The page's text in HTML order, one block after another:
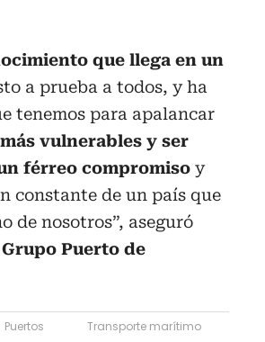
que llega en un
a prueba a todos, y ha
tenemos para apalancar
vulnerables y ser
férreo compromiso y
constante de un país que
de nosotros”, aseguró
Puerto de
Puertos
Transporte marítimo